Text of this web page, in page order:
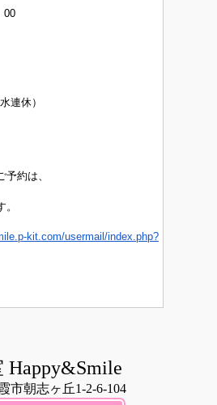
00
連休）
約は、
kit.com/usermail/index.php?
Happy&Smile
市朝志ヶ丘1-2-6-104